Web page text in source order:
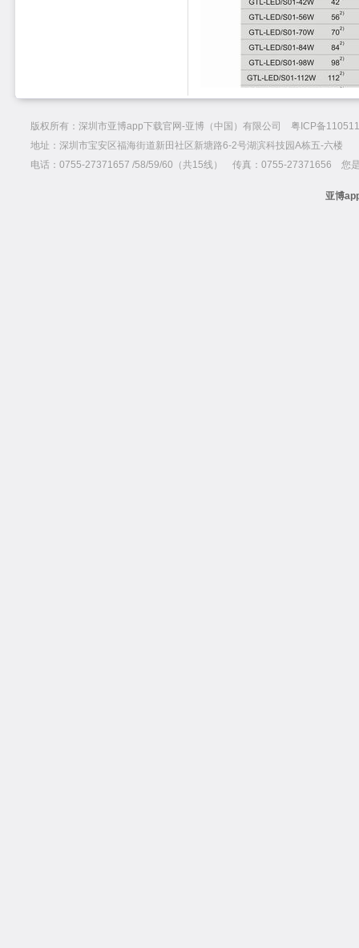
版权所有：深圳市亚博app下载官网-亚博（中国）有限公司 粤ICP备
地址：深圳市宝安区福海街道新田社区新塘路6-2号湖滨科技园A栋五-六楼
电话：0755-27371657 /58/59/60（共15线） 传真：0755-27371656 您
亚博